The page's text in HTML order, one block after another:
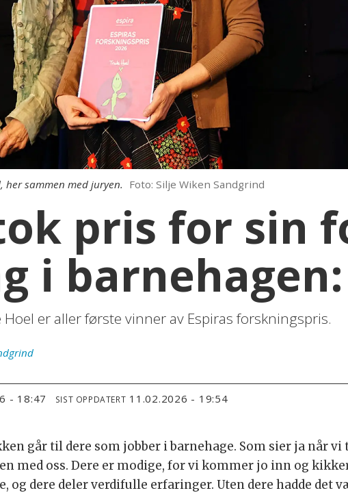
her sammen med juryen. Foto: Silje Wiken Sandgrind
pris for sin
i
Hoel er aller første vinner av Espiras forskningspris.
- 18:47 SIST OPPDATERT 11.02.2026 - 19:54
går til dere som jobber i barnehage. Som sier ja når
med oss. Dere er modige, for vi kommer jo inn og
og dere deler verdifulle erfaringer. Uten dere hadde